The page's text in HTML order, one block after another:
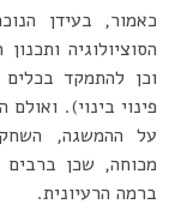
כאמור, בעידן
הסוציולוגיה
וכן להתמקד
פינוי בינוי).
על ההמשגה,
מכוחה, שכן
ברמה הרעיונית.